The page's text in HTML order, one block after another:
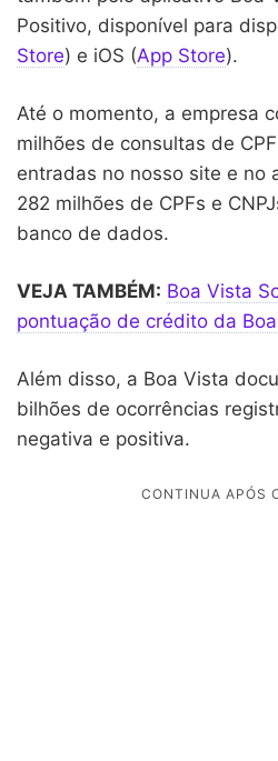
Positivo, disponível para
Store) e iOS (App Store).
Até o momento, a empresa
milhões de consultas de
entradas no nosso site e no
282 milhões de CPFs e
banco de dados.
VEJA TAMBÉM: Boa Vista
pontuação de crédito da
Além disso, a Boa Vista
bilhões de ocorrências
negativa e positiva.